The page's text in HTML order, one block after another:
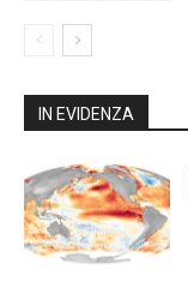
IN EVIDENZA